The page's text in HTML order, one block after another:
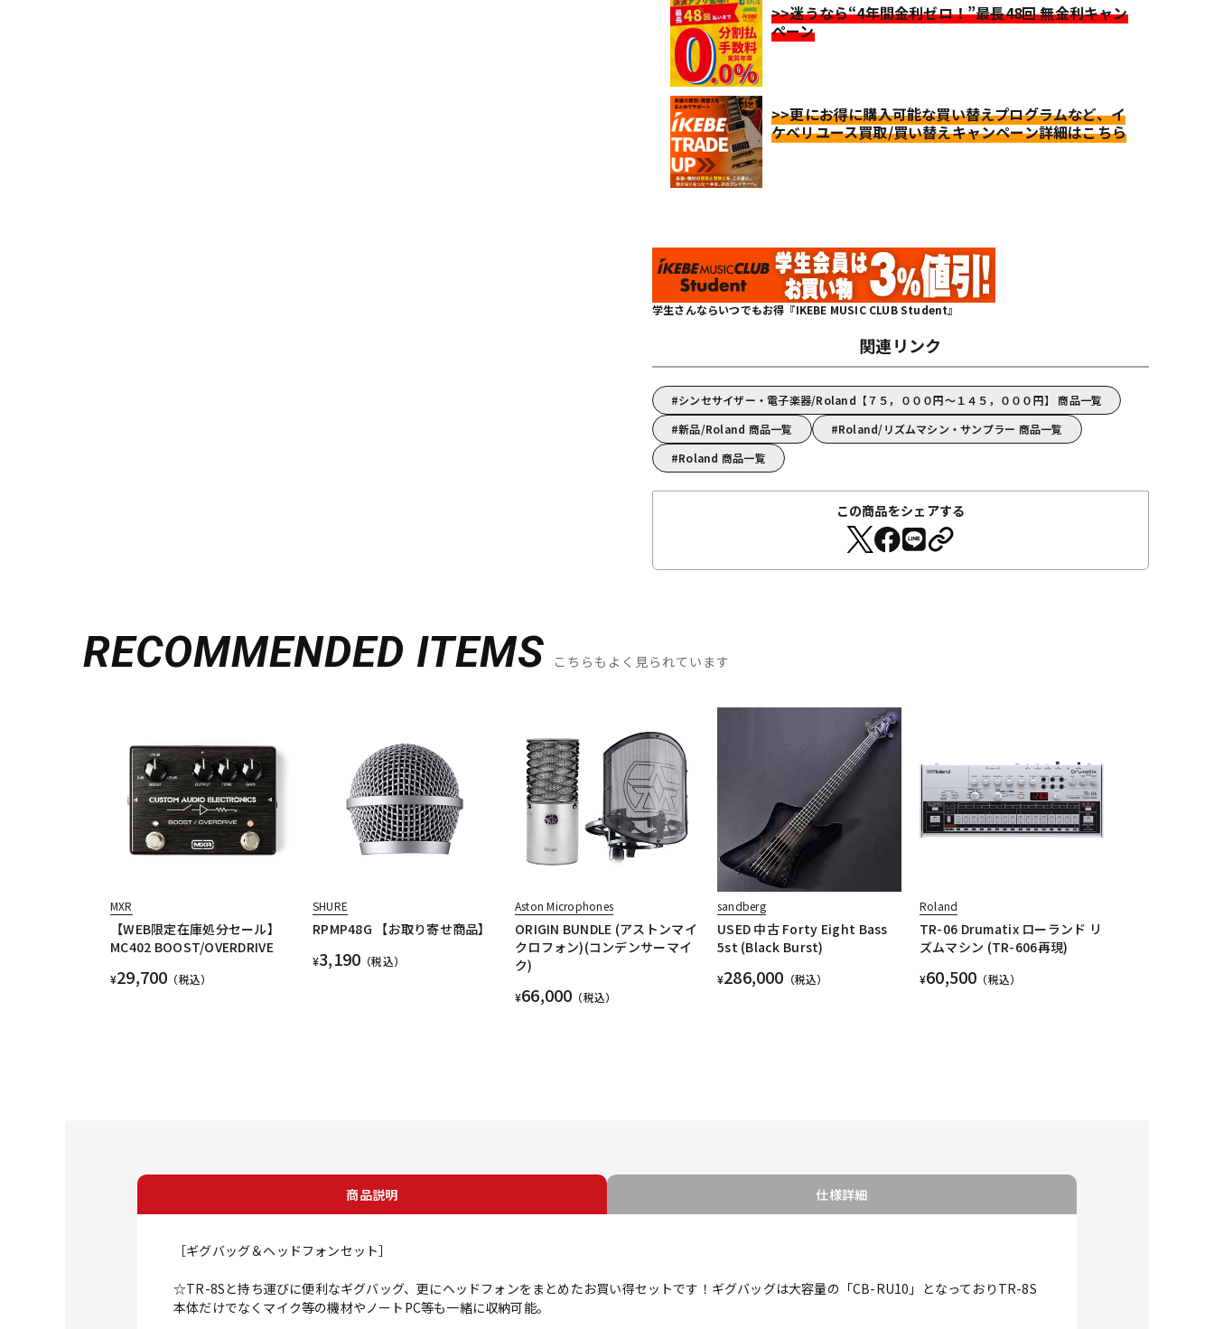
>>迷うなら“4年間金利ゼロ！”最長48回 無金利キャン
ペーン
>>更にお得に購入可能な買い替えプログラムなど、イ
ケベリユース買取/買い替えキャンペーン詳細はこちら
学生さんならいつでもお得『IKEBE MUSIC CLUB Student』
関連リンク
シンセサイザー・電子楽器/Roland【７５，０００円～１４５，０００円】 商品一覧
新品/Roland 商品一覧
Roland/リズムマシン・サンプラー 商品一覧
Roland 商品一覧
この商品をシェアする
RECOMMENDED ITEMS こちらもよく見られています
MXR
【WEB限定在庫処分セール】
MC402 BOOST/OVERDRIVE
¥29,700 （税込）
SHURE
RPMP48G 【お取り寄せ商品】
¥3,190 （税込）
Aston Microphones
ORIGIN BUNDLE (アストンマイ
クロフォン)(コンデンサーマイ
ク)
¥66,000 （税込）
sandberg
USED 中古 Forty Eight Bass
5st (Black Burst)
¥286,000 （税込）
Roland
TR-06 Drumatix ローランド リ
ズムマシン (TR-606再現)
¥60,500 （税込）
商品説明 仕様詳細
［ギグバッグ＆ヘッドフォンセット］
☆TR-8Sと持ち運びに便利なギグバッグ、更にヘッドフォンをまとめたお買い得セットです！ギグバッグは大容量の「CB-RU10」となっておりTR-8S
本体だけでなくマイク等の機材やノートPC等も一緒に収納可能。